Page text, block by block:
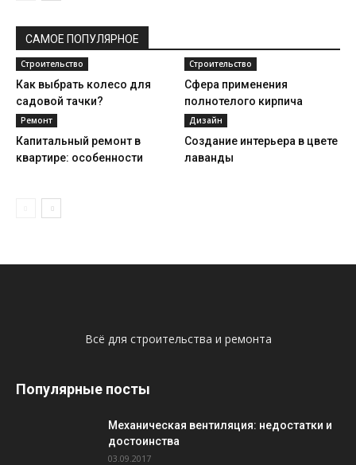
САМОЕ ПОПУЛЯРНОЕ
Строительство
Как выбрать колесо для
садовой тачки?
Строительство
Сфера применения
полнотелого кирпича
Ремонт
Капитальный ремонт в
квартире: особенности
Дизайн
Создание интерьера в цвете
лаванды
Всё для строительства и ремонта
Популярные посты
Механическая вентиляция: недостатки и
достоинства
03.09.2017